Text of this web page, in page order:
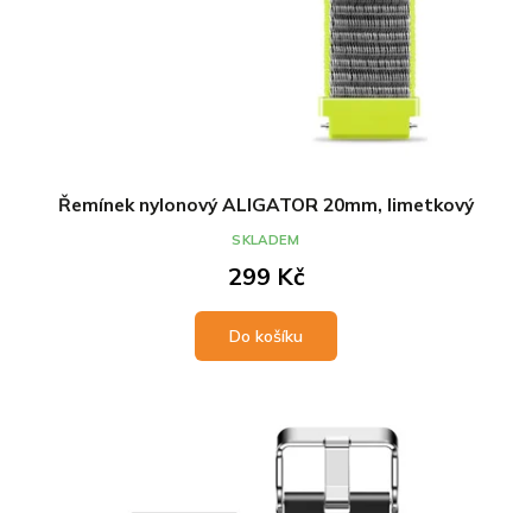
Řemínek nylonový ALIGATOR 20mm, limetkový
299 Kč
Do košíku
SKLADEM